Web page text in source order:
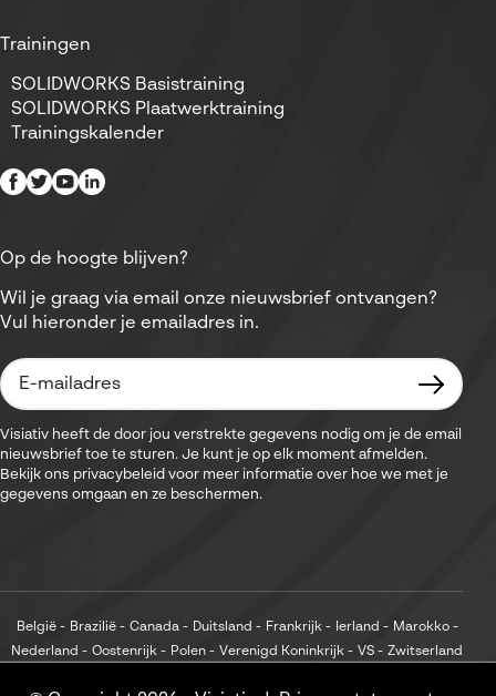
Trainingen
SOLIDWORKS Basistraining
SOLIDWORKS Plaatwerktraining
Trainingskalender
Op de hoogte blijven?
Wil je graag via email onze nieuwsbrief ontvangen?
Vul hieronder je emailadres in.
Visiativ heeft de door jou verstrekte gegevens nodig om je de email
nieuwsbrief toe te sturen. Je kunt je op elk moment afmelden.
Bekijk ons privacybeleid voor meer informatie over hoe we met je
gegevens omgaan en ze beschermen.
België Brazilië Canada Duitsland Frankrijk Ierland
Marokko
Nederland
Oostenrijk Polen Verenigd Koninkrijk VS Zwitserland